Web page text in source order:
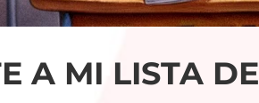
A MI LISTA DE